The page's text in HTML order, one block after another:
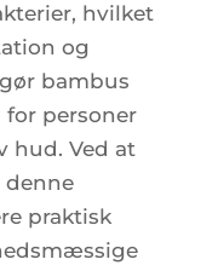
hvilket
og
bambus
personer
hud. Ved at
praktisk